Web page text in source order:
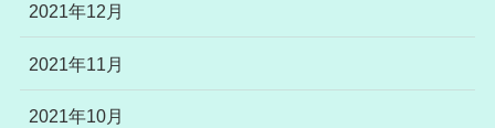
2021年12月
2021年11月
2021年10月